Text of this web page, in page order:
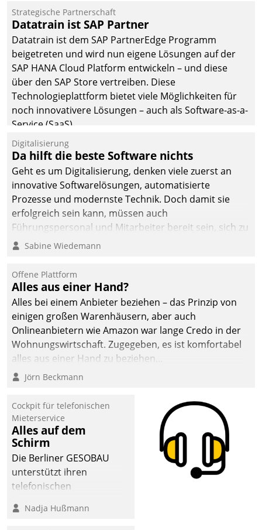
Einsparungen durch optimierte und automatisierte
Prozesse. Doch man darf nicht zu viel erwarten: Allein
mit der Einführung einer neuen Software ist es nicht
getan. Die Digitalisierung erfordert von Unternehmen
die Bereitschaft, sich zu überprüfen, zu hinterfragen
und zu verändern.
Strategische Partnerschaft
Datatrain ist SAP Partner
Datatrain ist dem SAP PartnerEdge Programm
beigetreten und wird nun eigene Lösungen auf der
SAP HANA Cloud Platform entwickeln – und diese
über den SAP Store vertreiben. Diese
Technologieplattform bietet viele Möglichkeiten für
noch innovativere Lösungen – auch als Software-as-a-
Service (SaaS).
Digitalisierung
Da hilft die beste Software nichts
Geht es um Digitalisierung, denken viele zuerst an
innovative Softwarelösungen, automatisierte
Prozesse und modernste Technik. Doch damit sie
erfolgreich sein kann, müssen auch
Führungspersonal und Mitarbeiter bereit sein, sich zu
verändern und anzupassen, sonst werden sie an ihr
Sabine Wiedemann
Offene Plattform
Alles aus einer Hand?
Alles bei einem Anbieter beziehen – das Prinzip von
einigen großen Warenhäusern, aber auch
Onlineanbietern wie Amazon war lange Credo in der
Wohnungswirtschaft. Zugegeben, es ist komfortabel
alles aus einer Hand zu beziehen...
Jörn Beckmann
Cockpit für telefonischen
Mieterservice
Alles auf dem
Schirm
Die Berliner GESOBAU
unterstützt ihren
telefonischen
digitalen Cockpit, das
Nadja Hußmann